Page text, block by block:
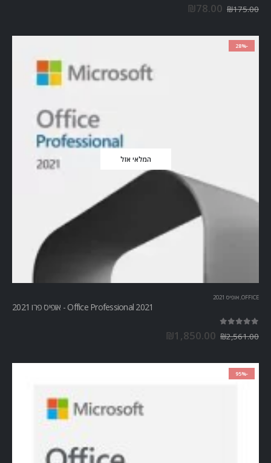
₪175.00
₪78.00
-28%
המלאי אזל
OFFICE
, אופיס 2021
Office Professional 2021 - אופיס פרו 2021
₪2,561.00
₪1,850.00
-95%